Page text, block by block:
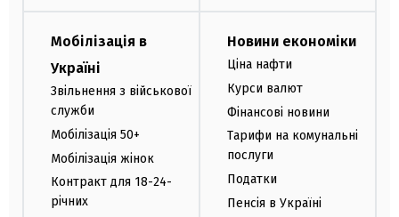
Мобілізація в
Україні
Звільнення з військової
служби
Мобілізація 50+
Мобілізація жінок
Контракт для 18-24-
річних
Новини економіки
Ціна нафти
Курси валют
Фінансові новини
Тарифи на комунальні
послуги
Податки
Пенсія в Україні